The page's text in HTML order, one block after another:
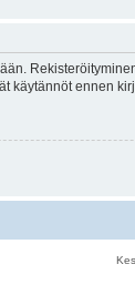
käytännöt ennen